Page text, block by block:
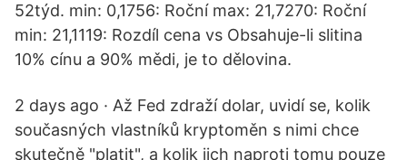
52týd. min: 0,1756: Roční max: 21,7270: Roční
min: 21,1119: Rozdíl cena vs Obsahuje-li slitina
10% cínu a 90% mědi, je to dělovina.
2 days ago · Až Fed zdraží dolar, uvidí se, kolik
současných vlastníků kryptoměn s nimi chce
skutečně "platit", a kolik jich naproti tomu pouze